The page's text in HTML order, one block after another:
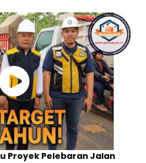
Proyek Pelebaran Jalan